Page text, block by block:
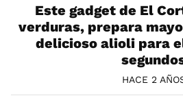
Este gadget de El
verduras, prepara
delicioso alioli para
HACE 2